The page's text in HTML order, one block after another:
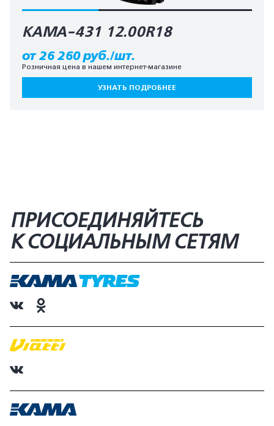
КАМА-431 12.00R18
от 26 260 руб./шт.
Розничная цена в нашем интернет-магазине
УЗНАТЬ ПОДРОБНЕЕ
ПРИСОЕДИНЯЙТЕСЬ
К СОЦИАЛЬНЫМ СЕТЯМ